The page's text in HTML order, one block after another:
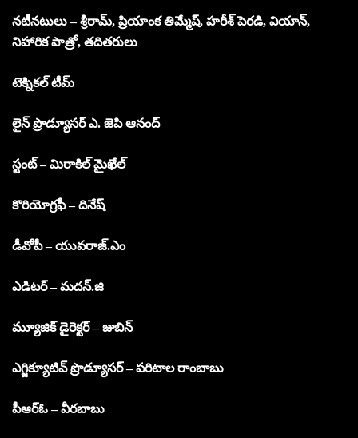
నటీనటులు – శ్రీరామ్, ప్రియాంక తిమ్మేష్, హరీశ్ పెరడి, వియాన్,
నిహారిక పాత్రో, తదితరులు
టెక్నికల్ టీమ్
లైన్ ప్రొడ్యూసర్ ఎ. జెపి ఆనంద్
స్టంట్ – మిరాకిల్ మైఖేల్
కొరియోగ్రఫీ – దినేష్
డీవోపీ – యువరాజ్.ఎం
ఎడిటర్ – మదన్.జి
మ్యూజిక్ డైరెక్టర్ – జుబిన్
ఎగ్జిక్యూటివ్ ప్రొడ్యూసర్ – పరిటాల రాంబాబు
పీఆర్ఓ – వీరబాబు